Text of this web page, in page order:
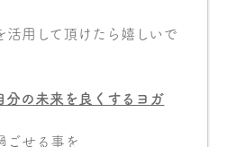
活用して頂けたら嬉しいで
分の未来を良くするヨガ
ごせる事を